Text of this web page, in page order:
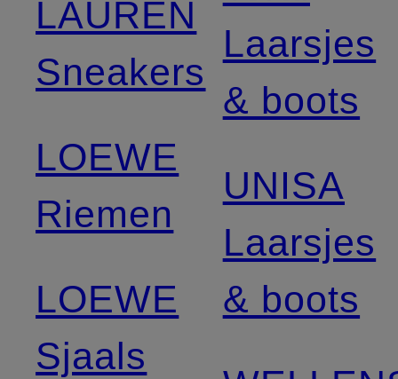
LAUREN
Sneakers
LOEWE
Riemen
LOEWE
Sjaals
Laarsjes
& boots
UNISA
Laarsjes
& boots